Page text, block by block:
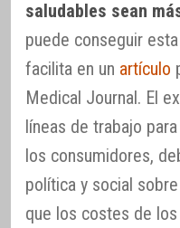
saludables sean
puede conseguir
facilita en un artículo
Medical Journal. El
líneas de trabajo
los consumidores,
política y social
que los costes de